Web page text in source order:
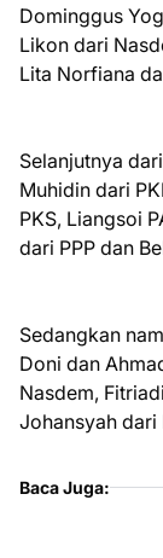
Dominggus
Likon dari
Lita Norfiana
Selanjutnya
Muhidin dari
PKS, Liangsoi
dari PPP dan
Sedangkan
Doni dan
Nasdem,
Johansyah dari
Baca Juga: